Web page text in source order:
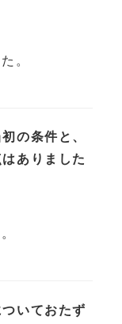
。
の条件と、
ありました
いておたず